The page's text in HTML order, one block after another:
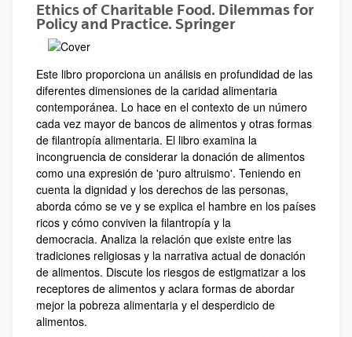
Ethics of Charitable Food. Dilemmas for
Policy and Practice. Springer
Este libro proporciona un análisis en profundidad de las
diferentes dimensiones de la caridad alimentaria
contemporánea. Lo hace en el contexto de un número
cada vez mayor de bancos de alimentos y otras formas
de filantropía alimentaria. El libro examina la
incongruencia de considerar la donación de alimentos
como una expresión de 'puro altruismo'. Teniendo en
cuenta la dignidad y los derechos de las personas,
aborda cómo se ve y se explica el hambre en los países
ricos y cómo conviven la filantropía y la
democracia. Analiza la relación que existe entre las
tradiciones religiosas y la narrativa actual de donación
de alimentos. Discute los riesgos de estigmatizar a los
receptores de alimentos y aclara formas de abordar
mejor la pobreza alimentaria y el desperdicio de
alimentos.